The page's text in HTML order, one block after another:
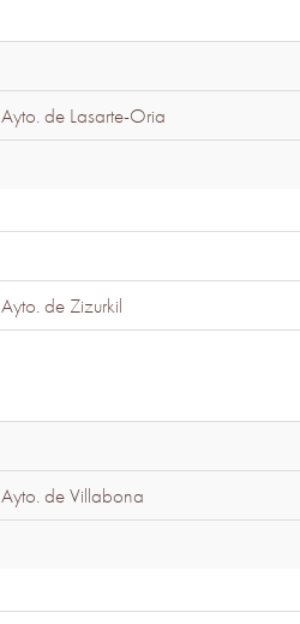
Ayto. de Lasarte-Oria
Ayto. de Zizurkil
Ayto. de Villabona